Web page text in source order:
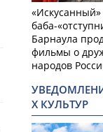
баба-
Барнаула
фильмы о
народов
Х КУЛЬТУР